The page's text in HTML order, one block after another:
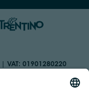
VAT: 01901280220